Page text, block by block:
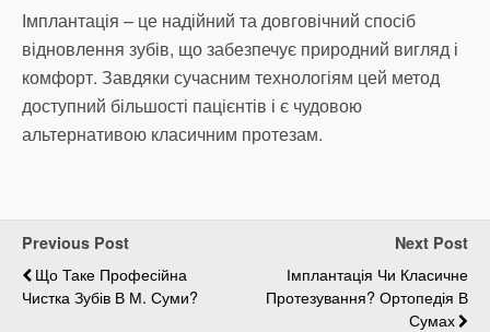
Імплантація – це надійний та довговічний спосіб
відновлення зубів, що забезпечує природний вигляд і
комфорт. Завдяки сучасним технологіям цей метод
доступний більшості пацієнтів і є чудовою
альтернативою класичним протезам.
Previous Post
Що Таке Професійна
Чистка Зубів В М. Суми?
Next Post
Імплантація Чи Класичне
Протезування? Ортопедія В
Сумах